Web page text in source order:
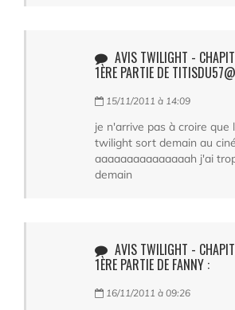
AVIS TWILIGHT -
1ÈRE PARTIE DE
15/11/2011 à 14:09
je n'arrive pas à croire que
twilight sort demain au
aaaaaaaaaaaaaaah j'ai
demain
AVIS TWILIGHT -
1ÈRE PARTIE DE FANNY :
16/11/2011 à 09:26